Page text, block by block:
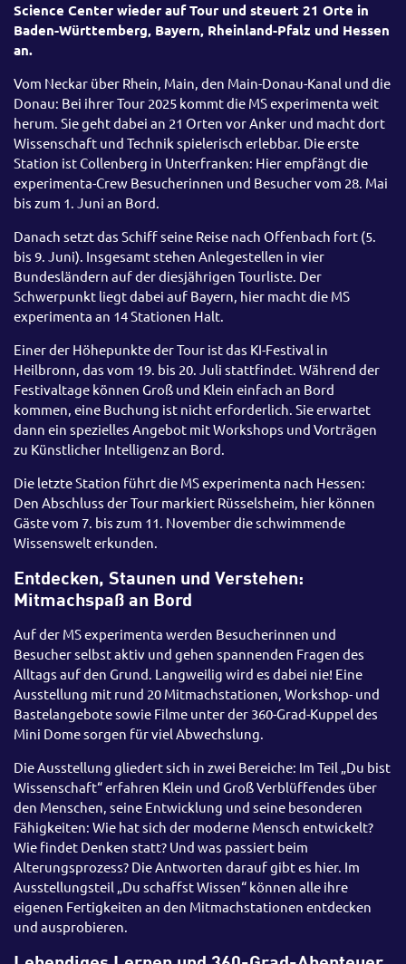
Science Center wieder auf Tour und steuert 21 Orte in
Baden-Württemberg, Bayern, Rheinland-Pfalz und Hessen
an.
Vom Neckar über Rhein, Main, den Main-Donau-Kanal und die
Donau: Bei ihrer Tour 2025 kommt die MS experimenta weit
herum. Sie geht dabei an 21 Orten vor Anker und macht dort
Wissenschaft und Technik spielerisch erlebbar. Die erste
Station ist Collenberg in Unterfranken: Hier empfängt die
experimenta-Crew Besucherinnen und Besucher vom 28. Mai
bis zum 1. Juni an Bord.
Danach setzt das Schiff seine Reise nach Offenbach fort (5.
bis 9. Juni). Insgesamt stehen Anlegestellen in vier
Bundesländern auf der diesjährigen Tourliste. Der
Schwerpunkt liegt dabei auf Bayern, hier macht die MS
experimenta an 14 Stationen Halt.
Einer der Höhepunkte der Tour ist das KI-Festival in
Heilbronn, das vom 19. bis 20. Juli stattfindet. Während der
Festivaltage können Groß und Klein einfach an Bord
kommen, eine Buchung ist nicht erforderlich. Sie erwartet
dann ein spezielles Angebot mit Workshops und Vorträgen
zu Künstlicher Intelligenz an Bord.
Die letzte Station führt die MS experimenta nach Hessen:
Den Abschluss der Tour markiert Rüsselsheim, hier können
Gäste vom 7. bis zum 11. November die schwimmende
Wissenswelt erkunden.
Entdecken, Staunen und Verstehen:
Mitmachspaß an Bord
Auf der MS experimenta werden Besucherinnen und
Besucher selbst aktiv und gehen spannenden Fragen des
Alltags auf den Grund. Langweilig wird es dabei nie! Eine
Ausstellung mit rund 20 Mitmachstationen, Workshop- und
Bastelangebote sowie Filme unter der 360-Grad-Kuppel des
Mini Dome sorgen für viel Abwechslung.
Die Ausstellung gliedert sich in zwei Bereiche: Im Teil „Du bist
Wissenschaft“ erfahren Klein und Groß Verblüffendes über
den Menschen, seine Entwicklung und seine besonderen
Fähigkeiten: Wie hat sich der moderne Mensch entwickelt?
Wie findet Denken statt? Und was passiert beim
Alterungsprozess? Die Antworten darauf gibt es hier. Im
Ausstellungsteil „Du schaffst Wissen“ können alle ihre
eigenen Fertigkeiten an den Mitmachstationen entdecken
und ausprobieren.